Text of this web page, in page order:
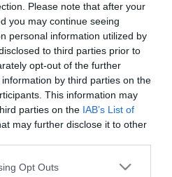
Please note that after your
you may continue seeing
personal information utilized by
to third parties prior to
opt-out of the further
by third parties on the
This information may
parties on the IAB’s List of
may further disclose it to other
app uses one or more Google
Opt Outs
is kockáztat